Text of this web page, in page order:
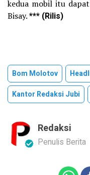
kedua mobil itu
Bisay.*** (Rilis)
Bom Molotov
Kantor Redaksi Jubi
Redaksi
Penulis Berita